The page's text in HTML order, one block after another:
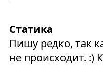
Статика
Пишу редко, так
не происходит. :)